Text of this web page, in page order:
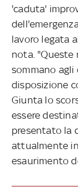
'caduta'
lavoro legata
nota. "Queste
sommano agli
disposizione
Giunta lo
essere
presentato la
attualmente
esaurimento